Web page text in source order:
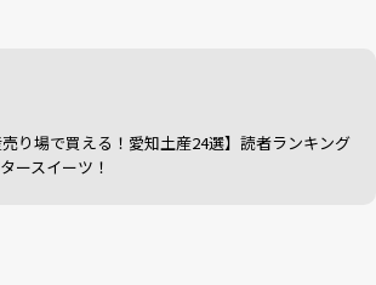
売り場で買える！愛知土産24選】読者ランキング
ースイーツ！